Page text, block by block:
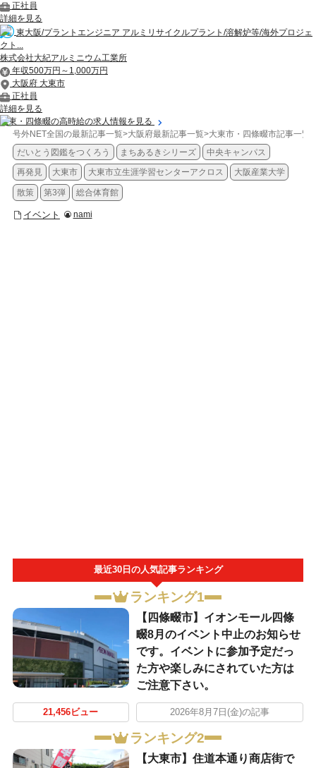
正社員
詳細を見る
東大阪/プラントエンジニア アルミリサイクルプラント/溶解炉等/海外プロジェ
クト...
株式会社大紀アルミニウム工業所
年収500万円～1,000万円
大阪府 大東市
正社員
詳細を見る
大東・四條畷の高時給の求人情報を見る
号外NET全国の最新記事一覧>大阪府最新記事一覧>大東市・四條畷市記事一覧
だいとう図鑑をつくろう
まちあるきシリーズ 中央キャンパス
再発見 大東市 大東市立生涯学習センターアクロス 大阪産業大学
散策 第3弾 総合体育館
イベント nami
最近30日の人気記事ランキング
ランキング1
【四條畷市】イオンモール四條
畷8月のイベント中止のお知らせ
です。イベントに参加予定だっ
た方や楽しみにされていた方は
ご注意下さい。
21,456ビュー 2026年8月7日(金)の記事
ランキング2
【大東市】住道本通り商店街で